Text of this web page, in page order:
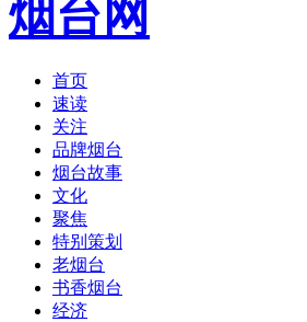
首页
速读
关注
品牌烟台
烟台故事
文化
聚焦
特别策划
老烟台
书香烟台
经济